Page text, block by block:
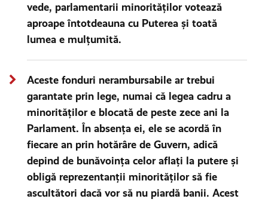
vede, parlamentarii minorităților votează
aproape întotdeauna cu Puterea și toată
lumea e mulțumită.
Aceste fonduri nerambursabile ar trebui
garantate prin lege, numai că legea cadru a
minorităților e blocată de peste zece ani la
Parlament. În absența ei, ele se acordă în
fiecare an prin hotărâre de Guvern, adică
depind de bunăvoința celor aflați la putere și
obligă reprezentanții minorităților să fie
ascultători dacă vor să nu piardă banii. Acest